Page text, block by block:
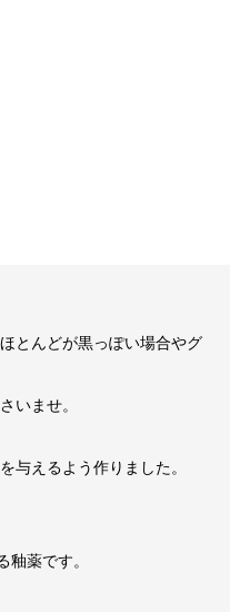
とんどが黒っぽい場合やグ
いませ。
与えるよう作りました。
薬です。